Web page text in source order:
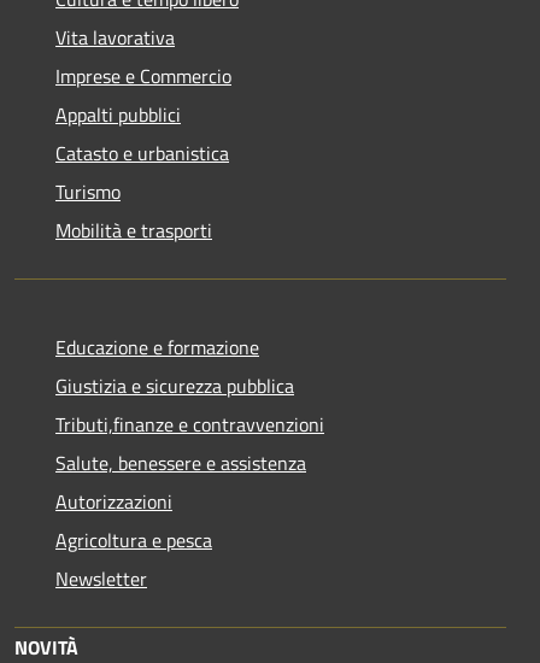
Vita lavorativa
Imprese e Commercio
Appalti pubblici
Catasto e urbanistica
Turismo
Mobilità e trasporti
Educazione e formazione
Giustizia e sicurezza pubblica
Tributi,finanze e contravvenzioni
Salute, benessere e assistenza
Autorizzazioni
Agricoltura e pesca
Newsletter
NOVITÀ